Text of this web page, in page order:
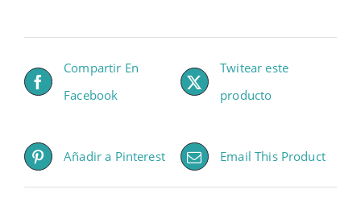
Compartir En
Facebook
Twitear este
producto
Añadir a Pinterest Email This Product